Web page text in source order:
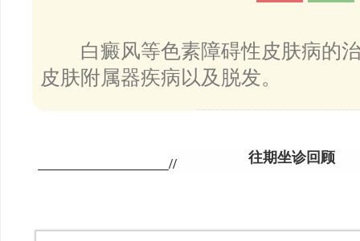
白癜风等色素障碍性皮肤病的治
皮肤附属器疾病以及脱发。
// 往期坐诊回顾